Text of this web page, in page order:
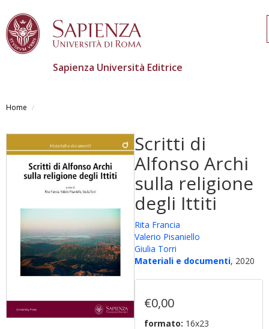
main
Sapienza Università Editrice
Home
Scritti di
Alfonso Archi
sulla religione
degli Ittiti
Rita Francia
Valerio Pisaniello
Giulia Torri
Materiali e documenti, 2020
€0,00
formato: 16x23